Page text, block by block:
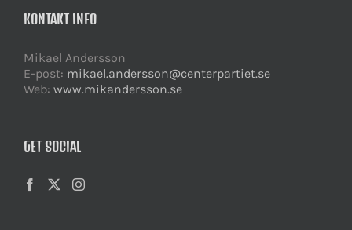
KONTAKT INFO
Mikael Andersson
E-post: mikael.andersson@centerpartiet.se
Web: www.mikandersson.se
GET SOCIAL